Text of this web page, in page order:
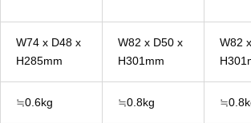
W74 x D48 x
H285mm
W82 x D50 x
H301mm
W82
≒0.6kg ≒0.8kg